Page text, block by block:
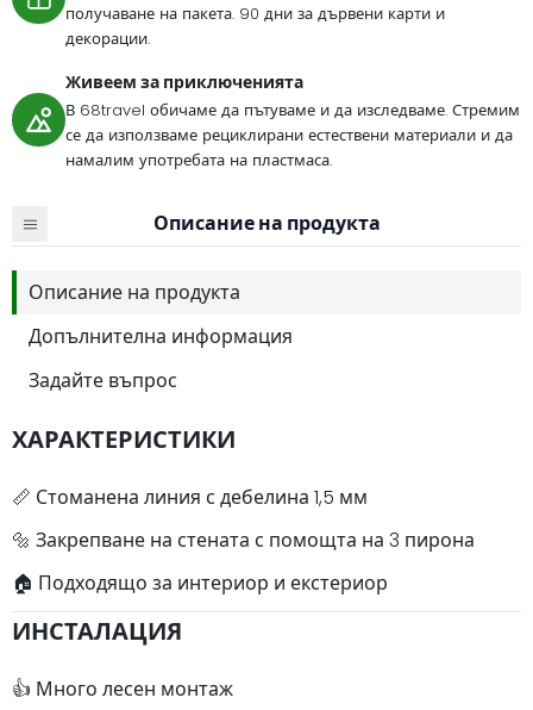
получаване на пакета. 90 дни за дървени карти и
декорации.
Живеем за приключенията
В 68travel обичаме да пътуваме и да изследваме. Стремим
се да използваме рециклирани естествени материали и да
намалим употребата на пластмаса.
Описание на продукта
Описание на продукта
Допълнителна информация
Задайте въпрос
ХАРАКТЕРИСТИКИ
📏 Стоманена линия с дебелина 1,5 мм
🔩 Закрепване на стената с помощта на 3 пирона
🏠 Подходящо за интериор и екстериор
ИНСТАЛАЦИЯ
👍 Много лесен монтаж